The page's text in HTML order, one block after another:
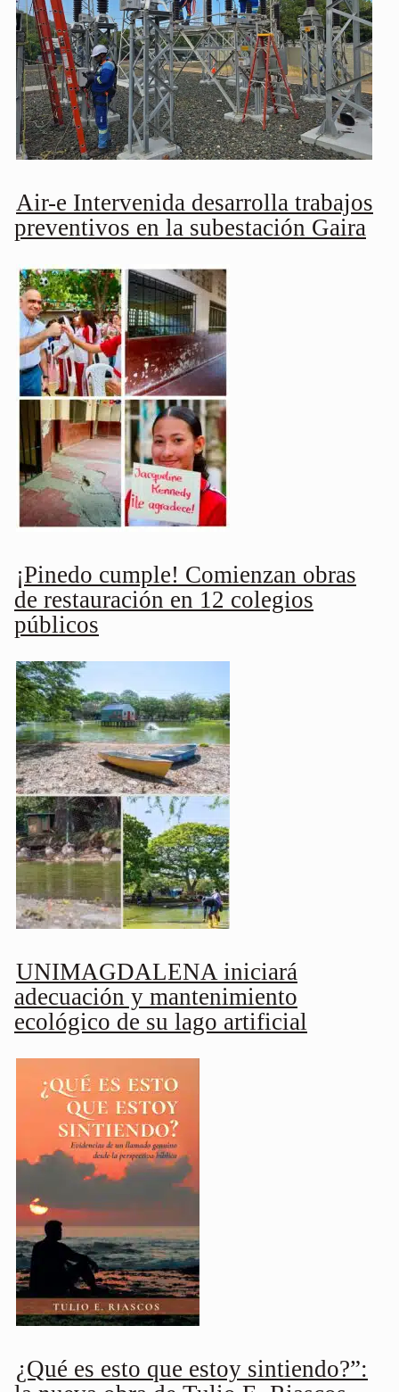
Air-e Intervenida desarrolla trabajos
preventivos en la subestación Gaira
¡Pinedo cumple! Comienzan obras
de restauración en 12 colegios
públicos
UNIMAGDALENA iniciará
adecuación y mantenimiento
ecológico de su lago artificial
¿Qué es esto que estoy sintiendo?”: